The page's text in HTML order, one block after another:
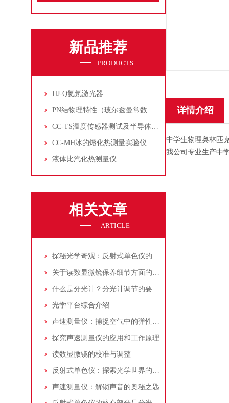
新品推荐
PRODUCTS
HJ-Q氦氖激光器
PN结物理特性（玻尔兹曼常数测定仪）
CC-TS温度传感器测试及半导体致冷控温实验仪
CC-MH冰的熔化热测量实验仪
液体比汽化热测量仪
相关文章
ARTICLE
探秘光学奇观：反射式单色仪的原理与应用
关于读数显微镜保养细节方面的问题
什么是分光计？分光计调节的要求是什么？
光学平台综合介绍
声速测量仪：捕捉空气中的弹性脉搏与物质的内在属性
探究声速测量仪的应用和工作原理
读数显微镜的校准与调整
反射式单色仪：探索光学世界的精密工具
声速测量仪：解锁声音的奥秘之匙
详情介绍
中学生物理奥林匹
我公司专业生产中